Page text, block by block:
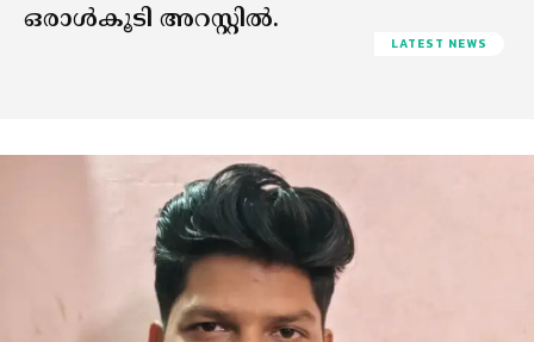
ഒരാൾകൂടി അറസ്റ്റിൽ.
LATEST NEWS